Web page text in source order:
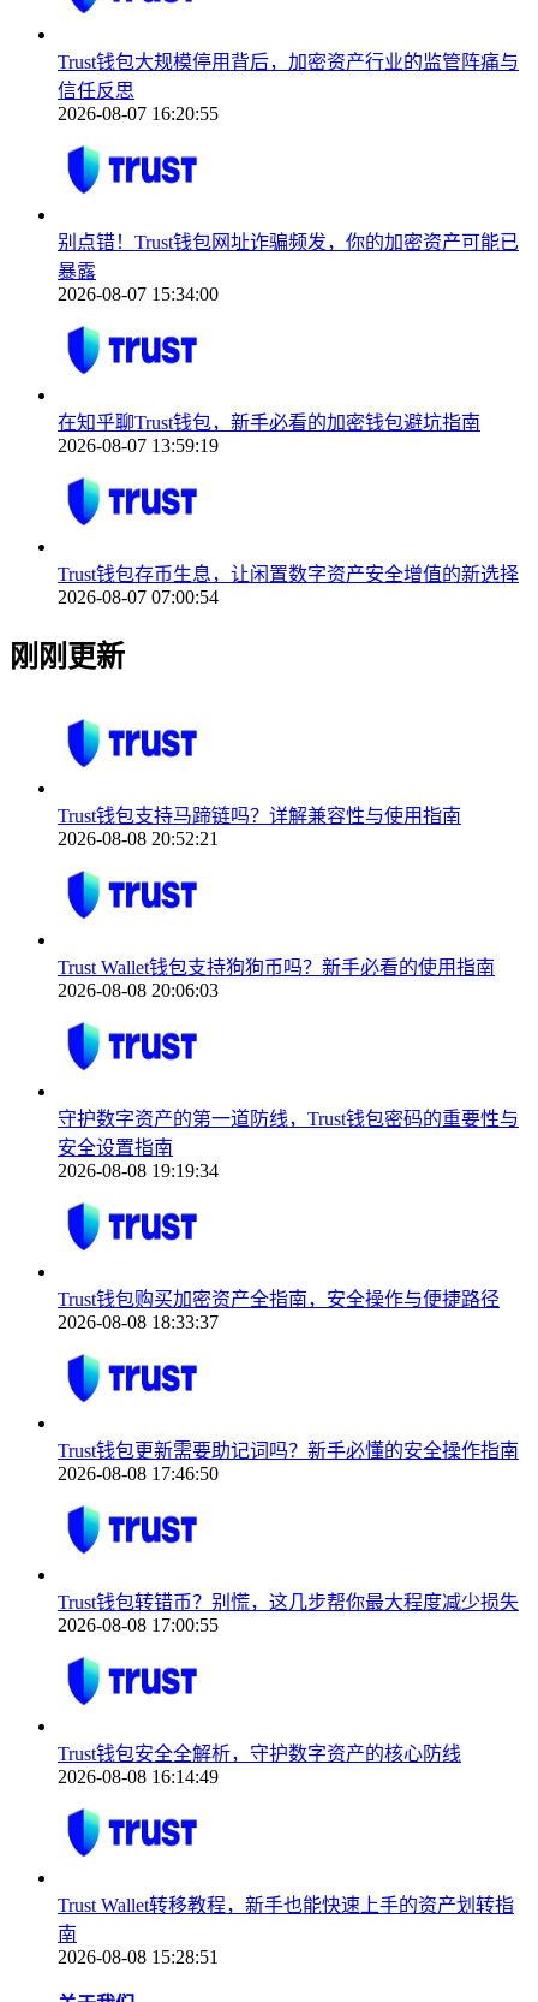
Trust钱包大规模停用背后，加密资产行业的监管阵痛与
信任反思
2026-08-07 16:20:55
别点错！Trust钱包网址诈骗频发，你的加密资产可能已
暴露
2026-08-07 15:34:00
在知乎聊Trust钱包，新手必看的加密钱包避坑指南
2026-08-07 13:59:19
Trust钱包存币生息，让闲置数字资产安全增值的新选择
2026-08-07 07:00:54
刚刚更新
Trust钱包支持马蹄链吗？详解兼容性与使用指南
2026-08-08 20:52:21
Trust Wallet钱包支持狗狗币吗？新手必看的使用指南
2026-08-08 20:06:03
守护数字资产的第一道防线，Trust钱包密码的重要性与
安全设置指南
2026-08-08 19:19:34
Trust钱包购买加密资产全指南，安全操作与便捷路径
2026-08-08 18:33:37
Trust钱包更新需要助记词吗？新手必懂的安全操作指南
2026-08-08 17:46:50
Trust钱包转错币？别慌，这几步帮你最大程度减少损失
2026-08-08 17:00:55
Trust钱包安全全解析，守护数字资产的核心防线
2026-08-08 16:14:49
Trust Wallet转移教程，新手也能快速上手的资产划转指
南
2026-08-08 15:28:51